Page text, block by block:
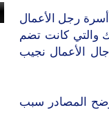
رجل الأعمال
والتي كانت تضم
طائرة رجال الأعمال نجيب
المصادر سبب